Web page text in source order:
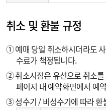
취소 및 환불 규정
① 예매 당일 취소하시더라도
수료가 책정됩니다.
② 취소시점은 유선으로 취소를
페이지 내 예약화면에서 예
③ 성수기 / 비성수기에 따라 환